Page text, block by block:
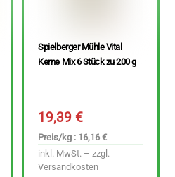
Spielberger Mühle Vital
Kerne Mix 6 Stück zu 200 g
19,39€
Preis/kg : 16,16 €
inkl. MwSt. – zzgl.
Versandkosten